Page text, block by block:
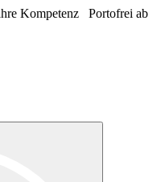
Kompetenz
Portofrei ab